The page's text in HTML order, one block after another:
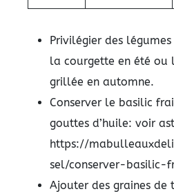
Privilégier des
la courgette en été ou
grillée en automne.
Conserver le basilic
gouttes d’huile: voir
https://
sel/conserver-basilic-
Ajouter des graines de